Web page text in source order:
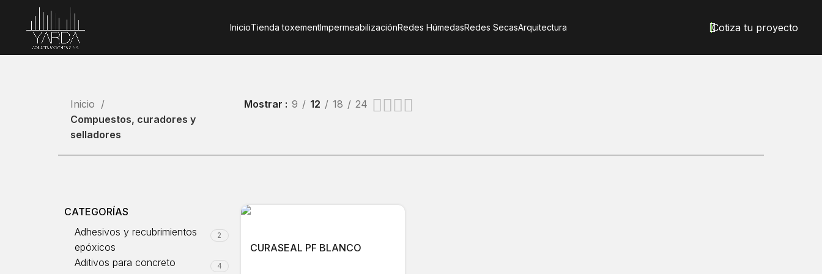
InicioTienda toxementImpermeabilizaciónRedes HúmedasRedes SecasArquitectura Cotiza tu proyecto
Inicio
Compuestos, curadores y
selladores
Mostrar 9 12 18 24
CATEGORÍAS
Adhesivos y recubrimientos
epóxicos
2
Aditivos para concreto 4
CURASEAL PF BLANCO